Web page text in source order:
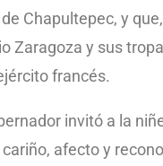
Chapultepec, y
Zaragoza y sus
francés.
invitó a la
afecto y